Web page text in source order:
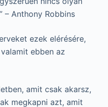
– Anthony Robbins
ezek elérésére,
ebben az
amit csak akarsz,
megkapni azt, amit